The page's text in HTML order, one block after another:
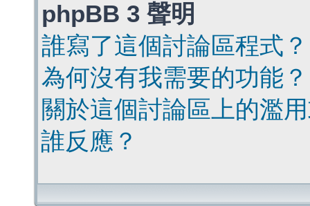
phpBB 3 聲明
誰寫了這個討論區程式？
為何沒有我需要的功能？
關於這個討論區上的濫
誰反應？